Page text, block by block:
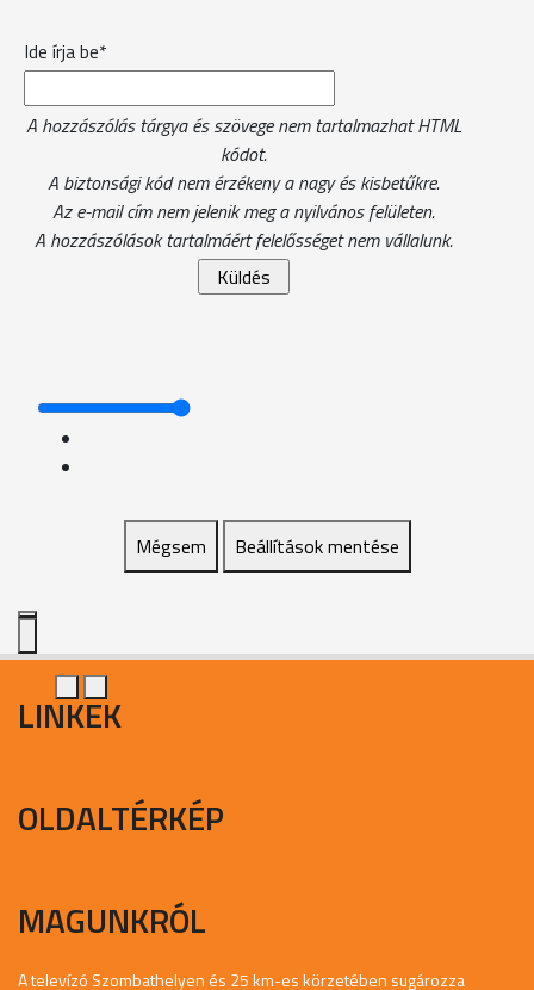
Ide írja be*
A hozzászólás tárgya és szövege nem tartalmazhat HTML
kódot.
A biztonsági kód nem érzékeny a nagy és kisbetűkre.
Az e-mail cím nem jelenik meg a nyilvános felületen.
A hozzászólások tartalmáért felelősséget nem vállalunk.
Mégsem Beállítások mentése
LINKEK
OLDALTÉRKÉP
MAGUNKRÓL
A televízó Szombathelyen és 25 km-es körzetében sugározza